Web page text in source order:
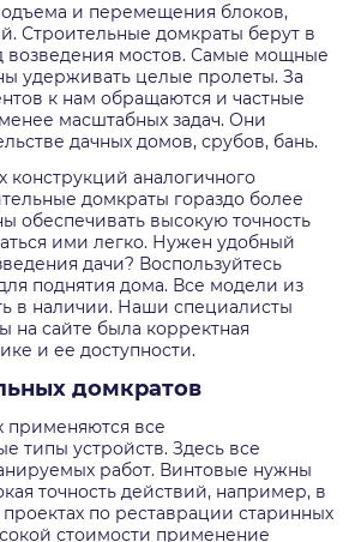
и перемещения блоков,
Строительные домкраты берут в
возведения мостов. Самые мощные
удерживать целые пролеты. За
к нам обращаются и частные
масштабных задач. Они
дачных домов, срубов, бань.
конструкций аналогичного
домкраты гораздо более
обеспечивать высокую точность
ими легко. Нужен удобный
дачи? Воспользуйтесь
поднятия дома. Все модели из
в наличии. Наши специалисты
на сайте была корректная
и ее доступности.
домкратов
применяются все
типы устройств. Здесь все
работ. Винтовые нужны
точность действий, например, в
по реставрации старинных
стоимости применение